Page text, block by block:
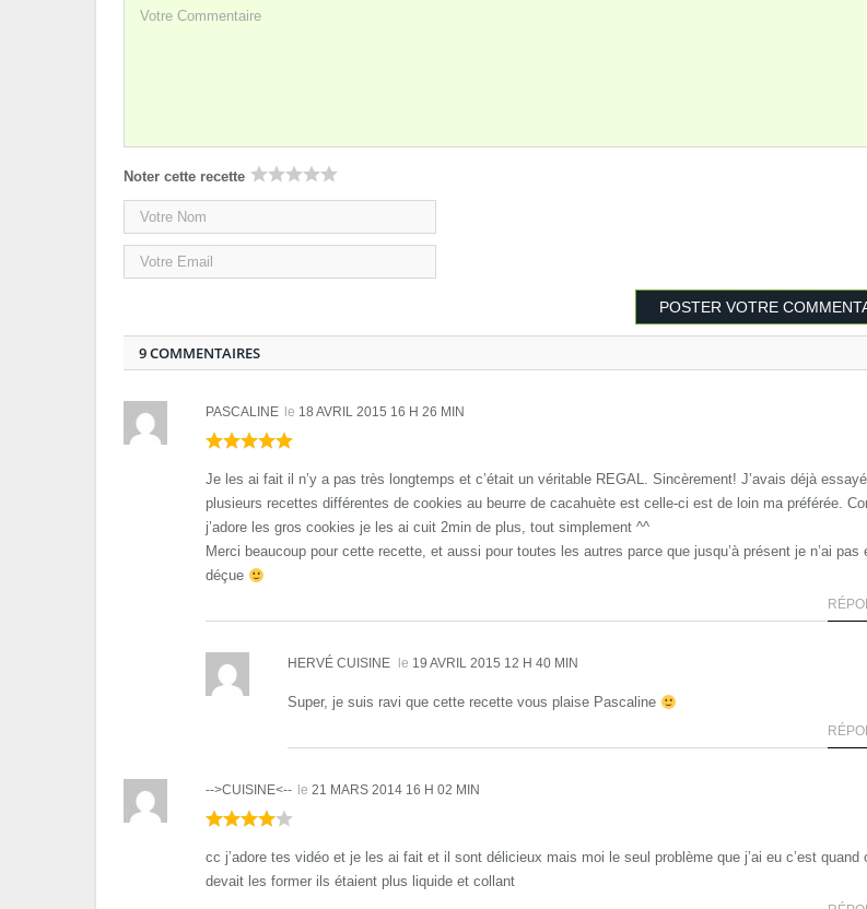
Noter cette recette
9 COMMENTAIRES
PASCALINE le 18 AVRIL 2015 16 H 26 MIN
Je les ai fait il n’y a pas très longtemps et c’était un véritable REGAL. Sincèrement! J’avais déjà essayé
plusieurs recettes différentes de cookies au beurre de cacahuète est celle-ci est de loin ma préférée.
j’adore les gros cookies je les ai cuit 2min de plus, tout simplement ^^
Merci beaucoup pour cette recette, et aussi pour toutes les autres parce que jusqu’à présent je n’ai pas
déçue
HERVÉ CUISINE le 19 AVRIL 2015 12 H 40 MIN
Super, je suis ravi que cette recette vous plaise Pascaline
-->CUISINE<-- le 21 MARS 2014 16 H 02 MIN
cc j’adore tes vidéo et je les ai fait et il sont délicieux mais moi le seul problème que j’ai eu c’est quand
devait les former ils étaient plus liquide et collant